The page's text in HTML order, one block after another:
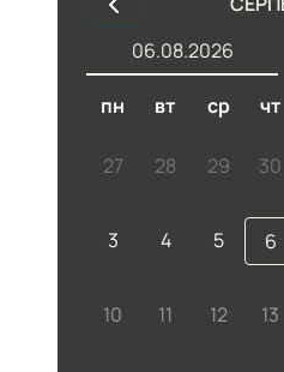
06.08.2026
пн вт ср чт
27 28 29 30
3 4 5 6
10 11 12 13